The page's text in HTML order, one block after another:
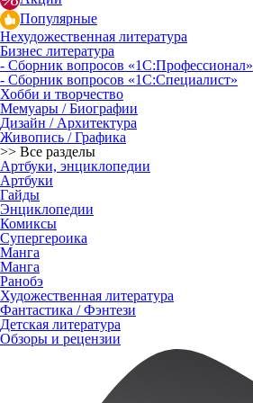
Популярные
Нехудожественная литература
Бизнес литература
- Сборник вопросов «1С:Профессионал»
- Сборник вопросов «1С:Специалист»
Хобби и творчество
Мемуары / Биографии
Дизайн / Архитектура
Живопись / Графика
>> Все разделы
Артбуки, энциклопедии
Артбуки
Гайды
Энциклопедии
Комиксы
Супергероика
Манга
Манга
Ранобэ
Художественная литература
Фантастика / Фэнтези
Детская литература
Обзоры и рецензии